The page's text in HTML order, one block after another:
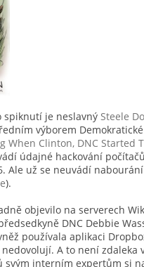
spiknutí je neslavný Steele
výborem
When Clinton, DNC Started
údajné hackování
už se neuvádí
).
objevilo na serverech
DNC Debbie
používala aplikaci
A to není zdaleka
interním expertům si